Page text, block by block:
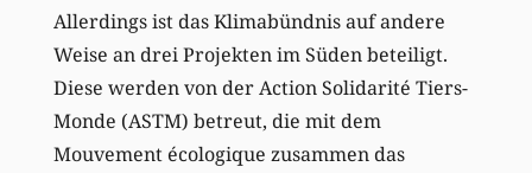
Allerdings ist das Klimabündnis auf andere
Weise an drei Projekten im Süden beteiligt.
Diese werden von der Action Solidarité Tiers-
Monde (ASTM) betreut, die mit dem
Mouvement écologique zusammen das